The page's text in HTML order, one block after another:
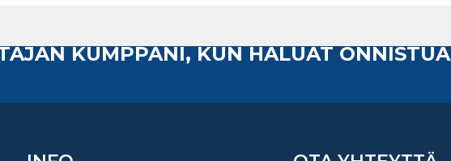
KUMPPANI, KUN HALUAT ONNISTUA